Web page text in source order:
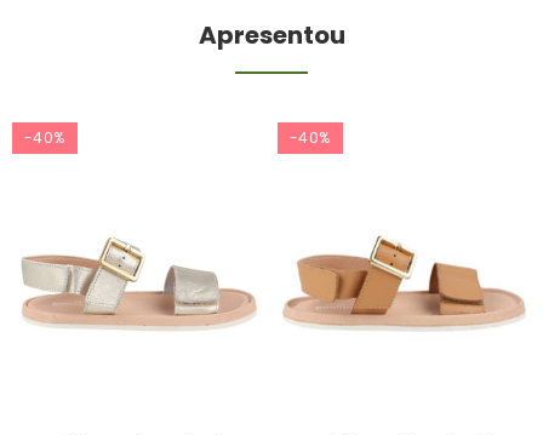
Apresentou
-40% -40%